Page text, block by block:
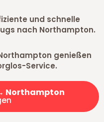
und schnelle
nach Northampton.
genießen
Service.
Northampton